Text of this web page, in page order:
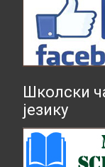
Школски
језику